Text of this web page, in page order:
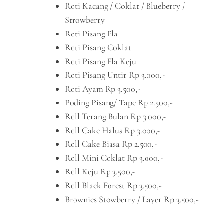
Roti Kacang / Coklat / Blueberry /
Strowberry
Roti Pisang Fla
Roti Pisang Coklat
Roti Pisang Fla Keju
Roti Pisang Untir Rp 3.000,-
Roti Ayam Rp 3.500,-
Poding Pisang/ Tape Rp 2.500,-
Roll Terang Bulan Rp 3.000,-
Roll Cake Halus Rp 3.000,-
Roll Cake Biasa Rp 2.500,-
Roll Mini Coklat Rp 3.000,-
Roll Keju Rp 3.500,-
Roll Black Forest Rp 3.500,-
Brownies Stowberry / Layer Rp 3.500,-